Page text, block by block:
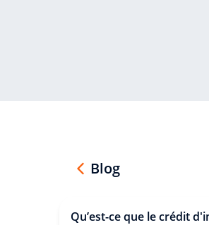
Blog
Qu’est-ce que le crédit